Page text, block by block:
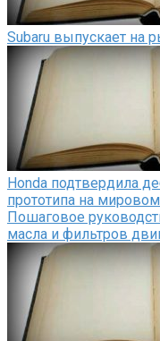
Subaru выпускает на
Honda подтвердила
прототипа на
Пошаговое
масла и фильтров